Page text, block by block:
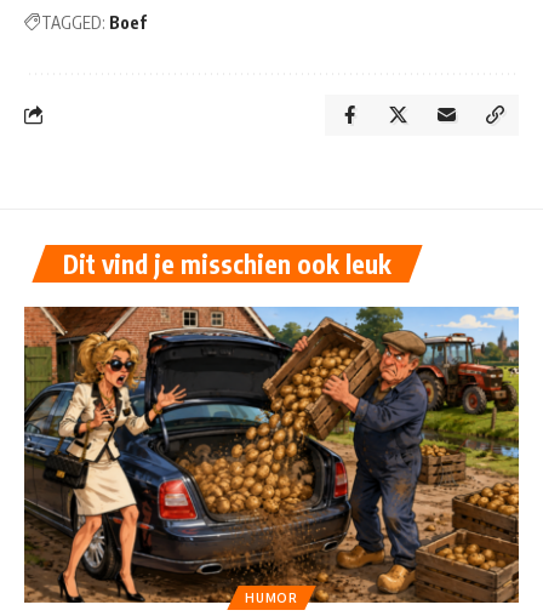
TAGGED: Boef
Dit vind je misschien ook leuk
HUMOR